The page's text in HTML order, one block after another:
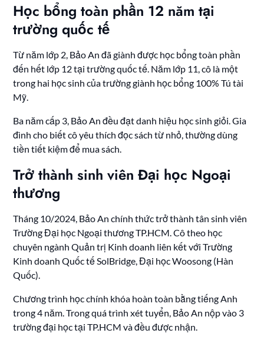
Học bổng toàn phần 12 năm tại
trường quốc tế
Từ năm lớp 2, Bảo An đã giành được học bổng toàn phần
đến hết lớp 12 tại trường quốc tế. Năm lớp 11, cô là một
trong hai học sinh của trường giành học bổng 100% Tú tài
Mỹ.
Ba năm cấp 3, Bảo An đều đạt danh hiệu học sinh giỏi. Gia
đình cho biết cô yêu thích đọc sách từ nhỏ, thường dùng
tiền tiết kiệm để mua sách.
Trở thành sinh viên Đại học Ngoại
thương
Tháng 10/2024, Bảo An chính thức trở thành tân sinh viên
Trường Đại học Ngoại thương TP.HCM. Cô theo học
chuyên ngành Quản trị Kinh doanh liên kết với Trường
Kinh doanh Quốc tế SolBridge, Đại học Woosong (Hàn
Quốc).
Chương trình học chính khóa hoàn toàn bằng tiếng Anh
trong 4 năm. Trong quá trình xét tuyển, Bảo An nộp vào 3
trường đại học tại TP.HCM và đều được nhận.